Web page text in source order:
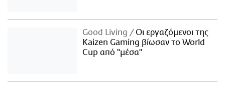
Good Living
Οι εργαζόμενοι της
Kaizen Gaming βίωσαν το World
Cup από "μέσα"